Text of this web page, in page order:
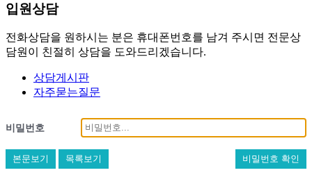
입원상담
전화상담을 원하시는 분은 휴대폰번호를 남겨 주시면 전문상
담원이 친절히 상담을 도와드리겠습니다.
상담게시판
자주묻는질문
비밀번호
본문보기 목록보기 비밀번호 확인